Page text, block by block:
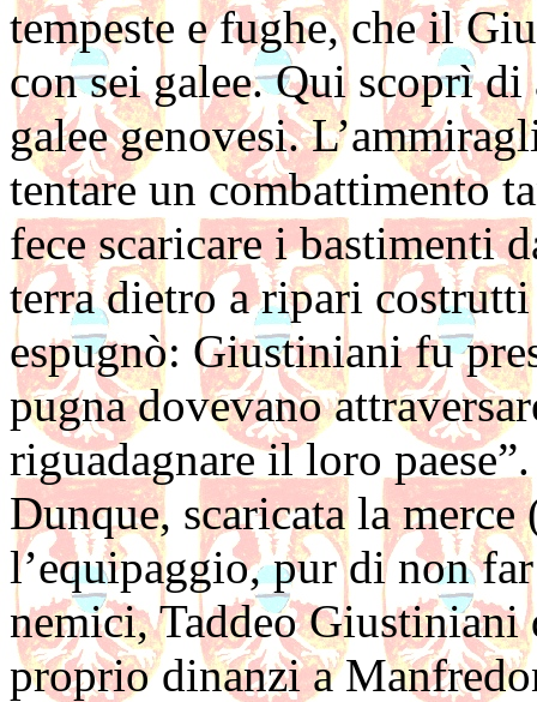
tempeste e fughe, che il
con sei galee. Qui scoprì di
galee genovesi.
tentare un combattimento
fece scaricare i bastimenti
terra dietro a ripari
espugnò: Giustiniani fu
pugna dovevano
riguadagnare il loro paese”.
Dunque, scaricata la
l’equipaggio, pur di non
nemici, Taddeo Giustiniani
proprio dinanzi a